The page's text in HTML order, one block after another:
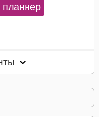
планнер